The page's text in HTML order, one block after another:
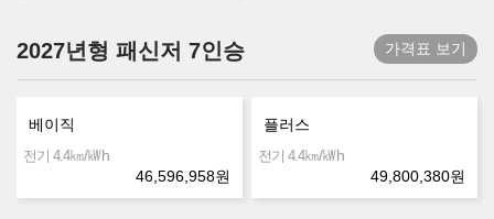
2027년형 패신저 7인승 가격표 보기
베이직
전기 4.4㎞/㎾h
46,596,958원
플러스
전기 4.4㎞/㎾h
49,800,380원